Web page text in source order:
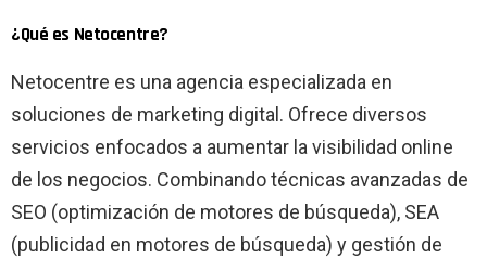
¿Qué es Netocentre?
Netocentre es una agencia especializada en
soluciones de marketing digital. Ofrece diversos
servicios enfocados a aumentar la visibilidad online
de los negocios. Combinando técnicas avanzadas de
SEO (optimización de motores de búsqueda), SEA
(publicidad en motores de búsqueda) y gestión de